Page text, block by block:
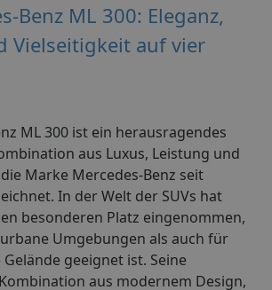
Benz ML 300: Eleganz,
Vielseitigkeit auf vier
ML 300 ist ein herausragendes
aus Luxus, Leistung und
Marke Mercedes-Benz seit
In der Welt der SUVs hat
besonderen Platz eingenommen,
Umgebungen als auch für
geeignet ist. Seine
aus modernem Design,